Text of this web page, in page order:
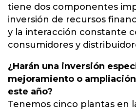
tiene dos componentes
inversión de recursos
y la interacción constante
consumidores y
¿Harán una inversión
mejoramiento o
este año?
Tenemos cinco plantas en